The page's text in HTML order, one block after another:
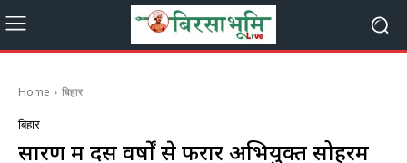
Home बिहार
बिहार
सारण में दस वर्षों से फरार अभियुक्त सोहरम